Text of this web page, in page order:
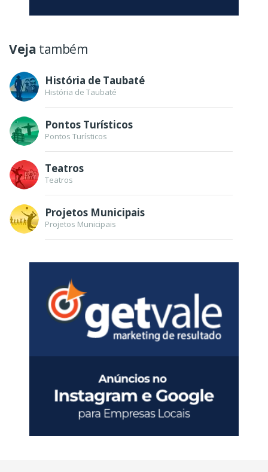
Veja também
História de Taubaté
História de Taubaté
Pontos Turísticos
Pontos Turísticos
Teatros
Teatros
Projetos Municipais
Projetos Municipais